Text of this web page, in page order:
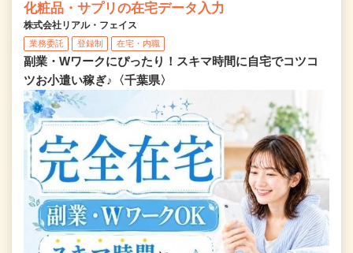
化粧品・サプリの在宅データ入力
株式会社リアル・フェイス
業務委託 登録制 在宅・内職
副業・Wワークにぴったり！スキマ時間に自宅でコツコ
ツお小遣い稼ぎ♪〈千葉県〉